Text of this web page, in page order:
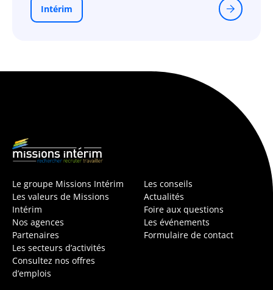
Intérim
Le groupe Missions Intérim
Les valeurs de Missions
Intérim
Nos agences
Partenaires
Les secteurs d’activités
Consultez nos offres
d’emplois
Les conseils
Actualités
Foire aux questions
Les événements
Formulaire de contact